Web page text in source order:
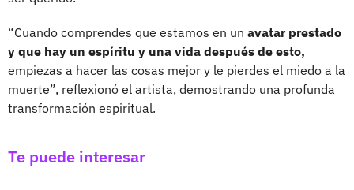
“Cuando comprendes que estamos en un avatar prestado
y que hay un espíritu y una vida después de esto,
empiezas a hacer las cosas mejor y le pierdes el miedo a la
muerte”, reflexionó el artista, demostrando una profunda
transformación espiritual.
Te puede interesar